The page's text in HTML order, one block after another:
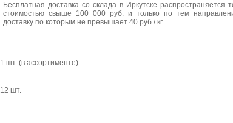
Бесплатная доставка со склада в Иркутске распространяется
стоимостью свыше 100 000 руб. и только по тем
доставку по которым не превышает 40 руб./ кг.
1 шт. (в ассортименте)
12 шт.